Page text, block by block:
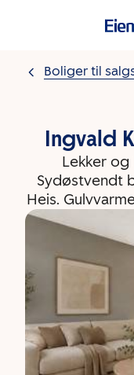
Boliger til
Ingvald
Lekker og
Sydøstvendt
Heis.